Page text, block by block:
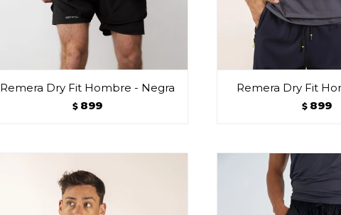
Remera Dry Fit Hombre - Negra
$ 899
Remera Dry Fit
$ 899